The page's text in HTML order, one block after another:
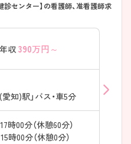
センター】の看護師、准看護師求
年収 390万円～
知)駅」バス・車5分
時00分（休憩60分）
時00分（休憩0分）